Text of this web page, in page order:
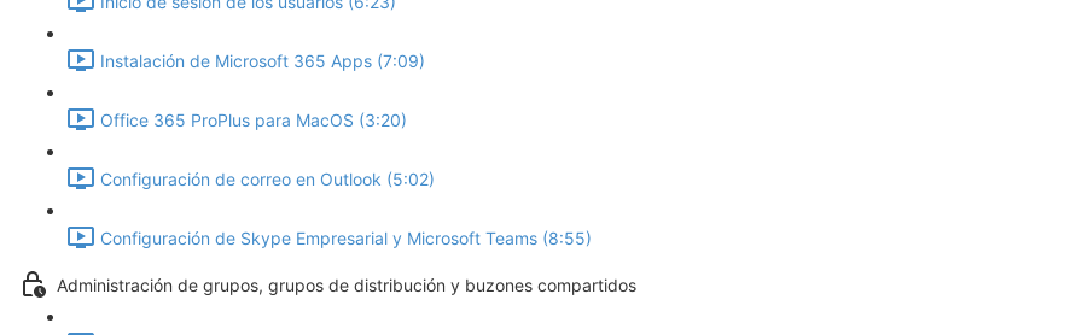
Instalación de Microsoft 365 Apps (7:09)
Office 365 ProPlus para MacOS (3:20)
Configuración de correo en Outlook (5:02)
Configuración de Skype Empresarial y Microsoft Teams (8:55)
Administración de grupos, grupos de distribución y buzones compartidos